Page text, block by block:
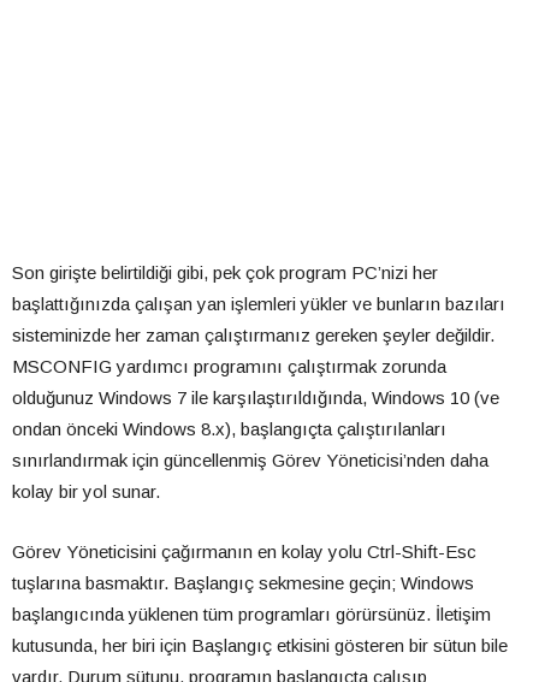
Son girişte belirtildiği gibi, pek çok program PC’nizi her
başlattığınızda çalışan yan işlemleri yükler ve bunların bazıları
sisteminizde her zaman çalıştırmanız gereken şeyler değildir.
MSCONFIG yardımcı programını çalıştırmak zorunda
olduğunuz Windows 7 ile karşılaştırıldığında, Windows 10 (ve
ondan önceki Windows 8.x), başlangıçta çalıştırılanları
sınırlandırmak için güncellenmiş Görev Yöneticisi’nden daha
kolay bir yol sunar.
Görev Yöneticisini çağırmanın en kolay yolu Ctrl-Shift-Esc
tuşlarına basmaktır. Başlangıç sekmesine geçin; Windows
başlangıcında yüklenen tüm programları görürsünüz. İletişim
kutusunda, her biri için Başlangıç etkisini gösteren bir sütun bile
vardır. Durum sütunu, programın başlangıçta çalışıp